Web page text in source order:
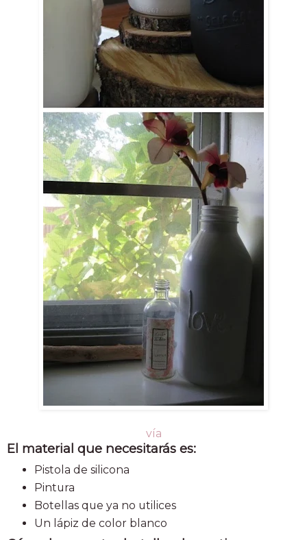
vía
El material que necesitarás es:
Pistola de silicona
Pintura
Botellas que ya no utilices
Un lápiz de color blanco